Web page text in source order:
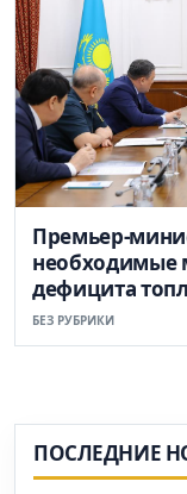
Премьер-
необходимые
дефицита
БЕЗ РУБРИКИ
ПОСЛЕДНИЕ